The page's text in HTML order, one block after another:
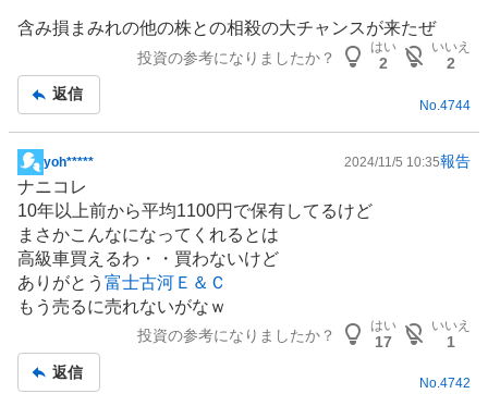
記
含み損まみれの他の株との相殺の大チャンスが来たぜ
投資の参考になりましたか？
はい
2
いいえ
2
返信
No. 4744
掲
示
板
記
事
yoh***** 2024/11/5 10:35報告
ナニコレ
10年以上前から平均1100円で保有してるけど
まさかこんなになってくれるとは
高級車買えるわ・・買わないけど
ありがとう 富士古河Ｅ＆Ｃ
もう売るに売れないがなｗ
投資の参考になりましたか？
はい
17
いいえ
1
返信
No.4742